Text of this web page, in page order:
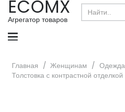
ECOMX
Агрегатор товаров
Search
for:
Главная / Женщинам / Одежда
Толстовка с контрастной